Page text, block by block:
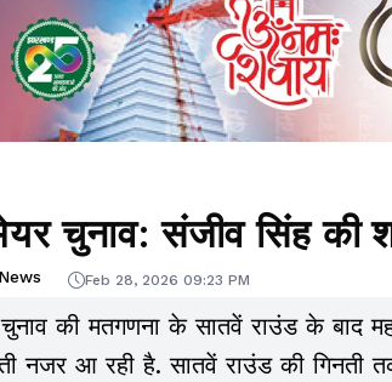
चुनाव: संजीव सिंह की
Feb 28, 2026 09:23 PM
की मतगणना के सातवें राउंड के बाद
नजर आ रही है. सातवें राउंड की गिनती